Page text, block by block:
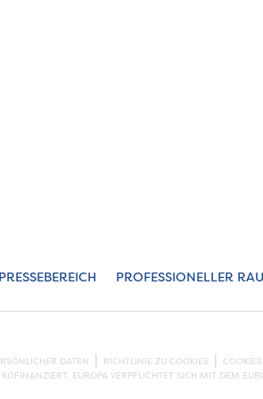
PRESSEBEREICH PROFESSIONELLER
DATEN RICHTLINIE ZU COOKIES
EUROPA VERPFLICHTET SICH MIT DEM